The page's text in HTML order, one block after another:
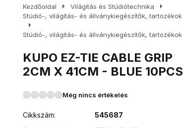
Kezdőoldal arrow_right Világítás és Stúdiótechnika arrow_right
Stúdió-, világítás- és állványkiegészítők, tartozékok
arrow_right
Stúdió-, világítás- és állványkiegészítők, tartozékok
KUPO EZ-TIE CABLE GRIP
2CM X 41CM - BLUE 10PCS
Még nincs értékelés
Cikkszám:
545687